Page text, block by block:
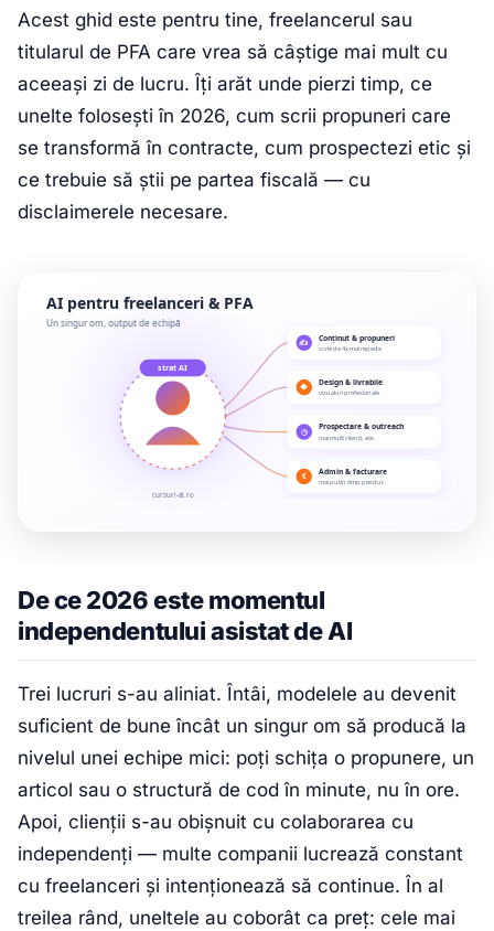
Acest ghid este pentru tine, freelancerul sau
titularul de PFA care vrea să câștige mai mult cu
aceeași zi de lucru. Îți arăt unde pierzi timp, ce
unelte folosești în 2026, cum scrii propuneri care
se transformă în contracte, cum prospectezi etic și
ce trebuie să știi pe partea fiscală — cu
disclaimerele necesare.
De ce 2026 este momentul
independentului asistat de AI
Trei lucruri s-au aliniat. Întâi, modelele au devenit
suficient de bune încât un singur om să producă la
nivelul unei echipe mici: poți schița o propunere, un
articol sau o structură de cod în minute, nu în ore.
Apoi, clienții s-au obișnuit cu colaborarea cu
independenți — multe companii lucrează constant
cu freelanceri și intenționează să continue. În al
treilea rând, uneltele au coborât ca preț: cele mai